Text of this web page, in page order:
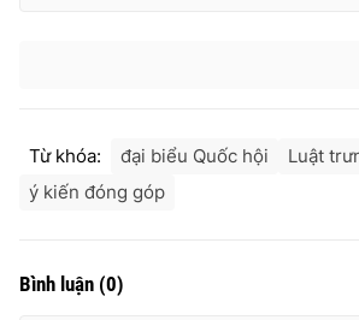
Giấy phép hoạt động báo in và báo điện
Phó Tổng Biên tập:Nguyễn Thị Mỹ Hạnh,
Nguyễn Trọng Ninh
Tổng đài VTV: 024.38 355 931 - 024.38
Email: toasoan@vtv.vn
Từ khóa: đại biểu Quốc hội
Luật
ý kiến đóng góp
Bình luận (0)